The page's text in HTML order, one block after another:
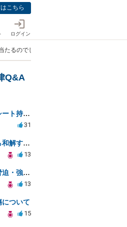
こちら
ログイン
るのでしょうか？」
Q&A
スーパーやコンビニの不要レシート持ち去りは違法か？
31
民事裁判で和解を勧められたら和解するしかないか？判決で大きく結果が変わることはありますか？
13
悪質クレーマーの訴訟示唆は脅迫・強要に該当するか？
13
ついて
15